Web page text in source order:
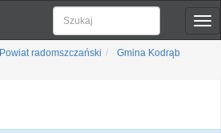
Powiat radomszczański
Gmina Kodrąb